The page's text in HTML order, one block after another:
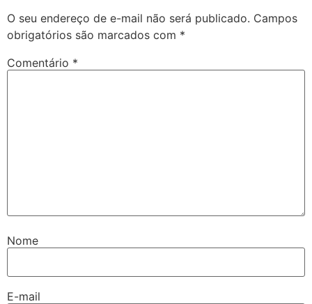
O seu endereço de e-mail não será publicado. Campos
obrigatórios são marcados com *
Comentário *
Nome
E-mail